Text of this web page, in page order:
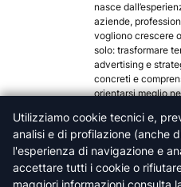
nasce
aziende,
vogliono crescere
solo: trasformare
advertising e
concreti e
orientarsi meglio
Categorie
Arezzo
Firenze
Grosseto
Utilizziamo cookie tecnici e,
analisi e di profilazione (anche
l'esperienza di navigazione e
accettare tutti i cookie o
maggiori informazioni consulta